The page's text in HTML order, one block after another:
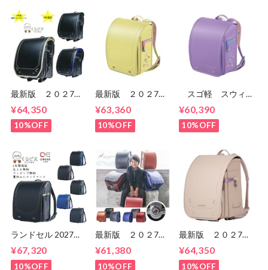
最新版 ２０２7
量 超ピカ スピー
ドライン ランドセ
ル 男の子
ト
¥64,350
10%OFF
最新版 ２０２7
ート スウィーツ
CB24G02 女の
子 セイバンのラン
証 送料無料
¥63,360
10%OFF
スゴ軽 スウィー
CB24G02 女の
子 セイバンのラン
ドセル ６年間保
¥60,390
10%OFF
ランドセル 2027年
ンク くるピタラン
ドセル 1kh8680k
¥67,320
10%OFF
最新版 ２０２7
タ 超ピカ レイン
ボースパーク 1KR
¥61,380
10%OFF
最新版 ２０２7
タ 超ピタ マカロ
ンマジック
¥64,350
10%OFF